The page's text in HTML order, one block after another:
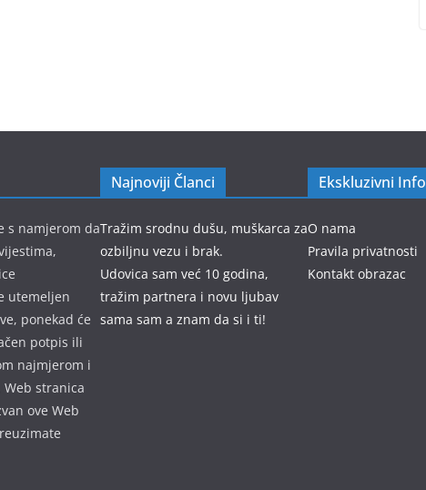
s namjerom da
utemeljen
ponekad će
potpis ili
najmjerom i
stranica
ove Web
Najnoviji Članci
Tražim srodnu dušu, muškarca za
ozbiljnu vezu i brak.
Udovica sam već 10 godina,
tražim partnera i novu ljubav
sama sam a znam da si i ti!
Ekskluzivni Info
O nama
Pravila privatnosti
Kontakt obrazac